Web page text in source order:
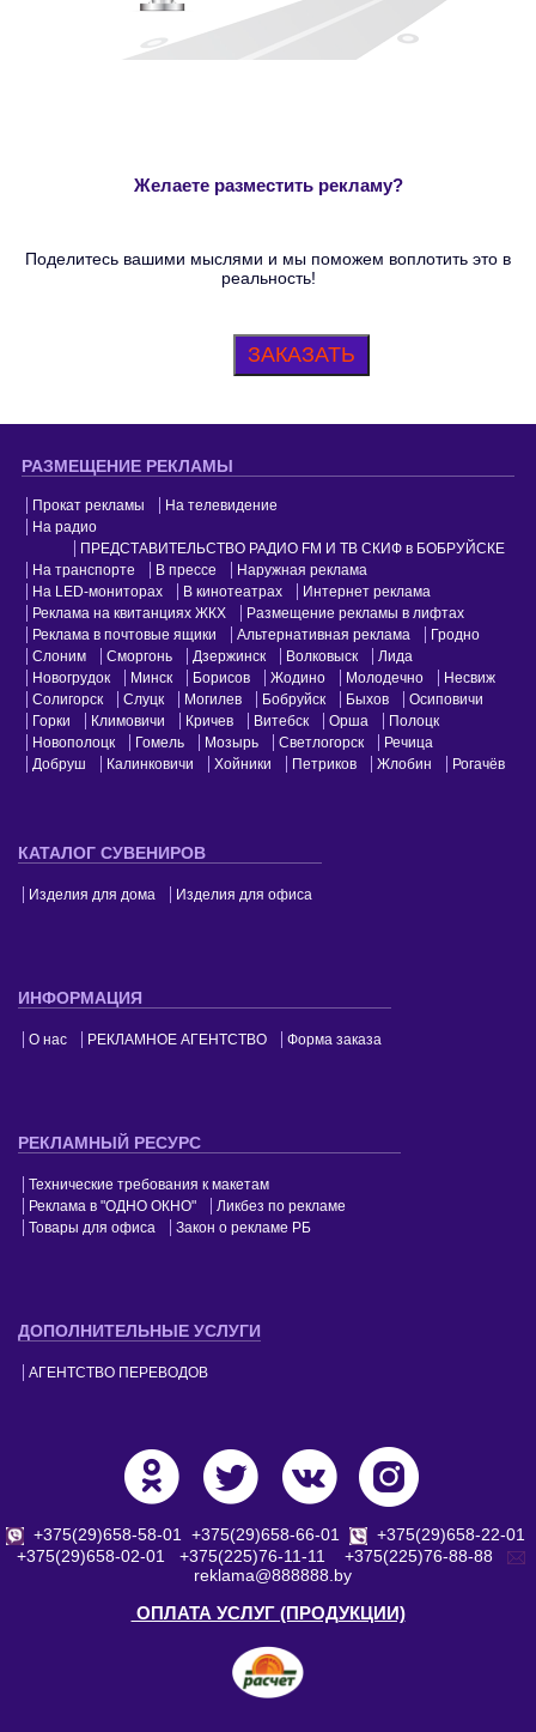
Желаете разместить рекламу?
Поделитесь вашими мыслями и мы поможем воплотить это в
реальность!
ЗАКАЗАТЬ
РАЗМЕЩЕНИЕ РЕКЛАМЫ
Прокат рекламы
На телевидение
На радио
ПРЕДСТАВИТЕЛЬСТВО РАДИО FM И ТВ СКИФ в БОБРУЙСКЕ
На транспорте
В прессе
Наружная реклама
На LED-мониторах
В кинотеатрах
Интернет реклама
Реклама на квитанциях ЖКХ
Размещение рекламы в лифтах
Реклама в почтовые ящики
Альтернативная реклама
Гродно
Слоним
Сморгонь Дзержинск Волковыск
Лида
Новогрудок
Минск Борисов Жодино Молодечно
Несвиж
Солигорск
Слуцк Могилев Бобруйск Быхов
Осиповичи
Горки
Климовичи Кричев Витебск Орша
Полоцк
Новополоцк
Гомель Мозырь Светлогорск
Речица
Добруш
Калинковичи Хойники Петриков Жлобин Рогачёв
КАТАЛОГ СУВЕНИРОВ
Изделия для дома Изделия для офиса
ИНФОРМАЦИЯ
О нас РЕКЛАМНОЕ АГЕНТСТВО Форма заказа
РЕКЛАМНЫЙ РЕСУРС
Технические требования к макетам
Реклама в "ОДНО ОКНО"
Ликбез по рекламе
Товары для офиса
Закон о рекламе РБ
ДОПОЛНИТЕЛЬНЫЕ УСЛУГИ
АГЕНТСТВО ПЕРЕВОДОВ
+375(29)658-58-01 +375(29)658-66-01
+375(29)658-22-01
+375(29)658-02-01
+375(225)76-11-11
+375(225)76-88-88
reklama@888888.by
ОПЛАТА УСЛУГ (ПРОДУКЦИИ)